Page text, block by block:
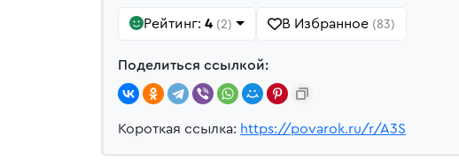
Рейтинг: 4 (2) В Избранное (83)
Поделиться ссылкой:
Короткая ссылка: https://povarok.ru/r/A3S